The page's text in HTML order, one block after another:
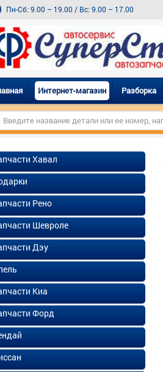
Пн-Сб: 9.00 – 19.00 / Вс: 9.00 – 17.00
Интернет-магазин Разборка
Хавал
Рено
Шевроле
Дэу
Киа
Форд